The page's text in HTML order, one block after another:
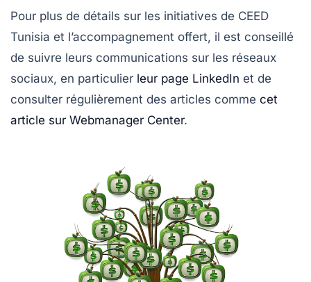
Pour plus de détails sur les initiatives de CEED
Tunisia et l’accompagnement offert, il est conseillé
de suivre leurs communications sur les réseaux
sociaux, en particulier leur page LinkedIn et de
consulter régulièrement des articles comme cet
article sur Webmanager Center.